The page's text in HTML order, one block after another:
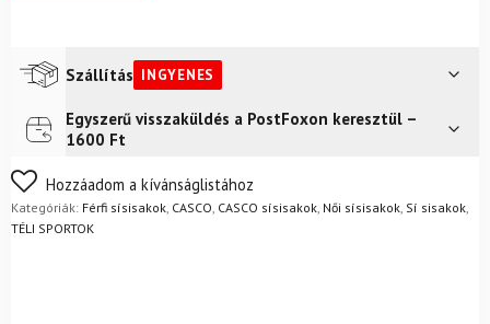
Szállítás INGYENES
Futár a címreIngyenes
FoxPost
Egyszerű visszaküldés a PostFoxon keresztül –
1600 Ft
Nem biztos a választásában? Semmi gond – a terméket
egyszerűen visszaküldheti 14 napon belül, indoklás nélkül.
Mik a visszaküldés feltételei?
Hozzáadom a kívánságlistához
Kategóriák: Férfi sísisakok, CASCO, CASCO sísisakok, Női sísisakok, Sí sisakok,
TÉLI SPORTOK